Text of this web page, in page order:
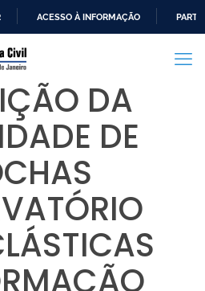
PARA
CONTEÚDO
ACESSO À INFORMAÇÃO
DA
DE